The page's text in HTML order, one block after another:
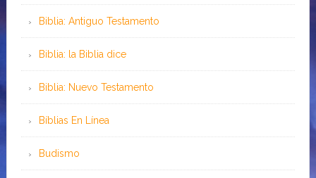
Biblia: Antiguo Testamento
Biblia: la Biblia dice
Biblia: Nuevo Testamento
Bíblias En Línea
Budismo